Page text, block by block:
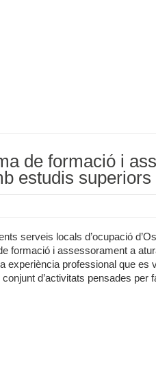
de formació i
estudis
serveis locals d’ocupació
formació i assessorament a
experiència professional que es
d’activitats pensades per